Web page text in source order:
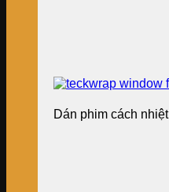
Dán phim cách nhiệt